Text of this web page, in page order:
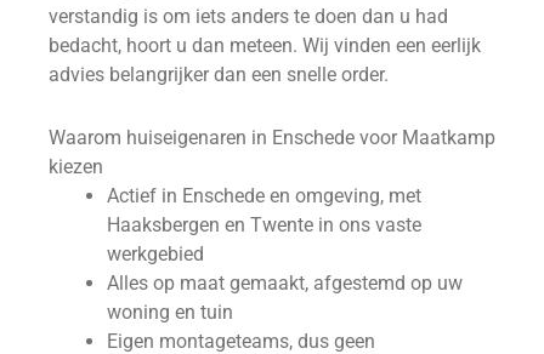
verstandig is om iets anders te doen dan u had
bedacht, hoort u dan meteen. Wij vinden een eerlijk
advies belangrijker dan een snelle order.
Waarom huiseigenaren in Enschede voor Maatkamp
kiezen
Actief in Enschede en omgeving, met
Haaksbergen en Twente in ons vaste
werkgebied
Alles op maat gemaakt, afgestemd op uw
woning en tuin
Eigen montageteams, dus geen